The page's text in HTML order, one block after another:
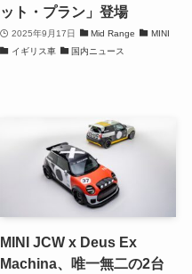
ット・プラン」登場
2025年9月17日 Mid Range
MINI
イギリス車
国内ニュース
MINI JCW x Deus Ex
Machina、唯一無二の2台